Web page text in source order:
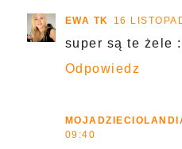
EWA TK 16
super są te żele
Odpowiedz
09:40